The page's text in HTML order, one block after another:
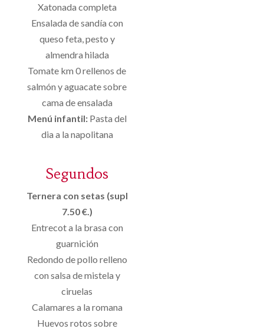
Xatonada completa
Ensalada de sandía con
queso feta, pesto y
almendra hilada
Tomate km 0 rellenos de
salmón y aguacate sobre
cama de ensalada
Menú infantil: Pasta del
dia a la napolitana
Segundos
Ternera con setas (supl
7.50 €.)
Entrecot a la brasa con
guarnición
Redondo de pollo relleno
con salsa de mistela y
ciruelas
Calamares a la romana
Huevos rotos sobre